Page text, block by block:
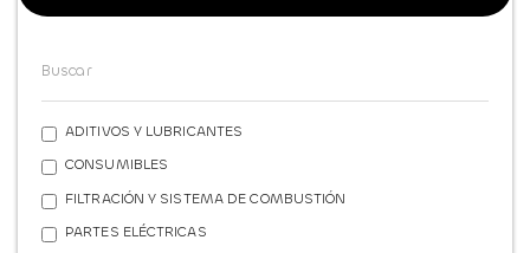
ADITIVOS Y LUBRICANTES
CONSUMIBLES
FILTRACIÓN Y SISTEMA DE COMBUSTIÓN
PARTES ELÉCTRICAS